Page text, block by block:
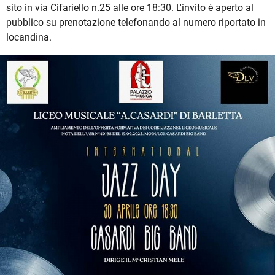
sito in via Cifariello n.25 alle ore 18:30. L'invito è aperto al
pubblico su prenotazione telefonando al numero riportato in
locandina.